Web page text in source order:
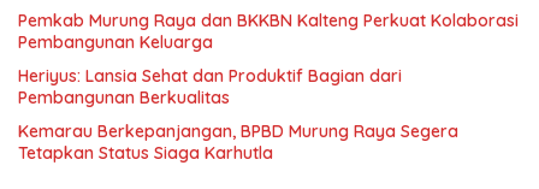
Pemkab Murung Raya dan BKKBN Kalteng Perkuat Kolaborasi
Pembangunan Keluarga
Heriyus: Lansia Sehat dan Produktif Bagian dari
Pembangunan Berkualitas
Kemarau Berkepanjangan, BPBD Murung Raya Segera
Tetapkan Status Siaga Karhutla